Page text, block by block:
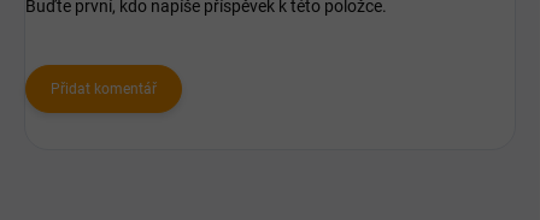
Buďte první, kdo napíše příspěvek k této položce.
Přidat komentář